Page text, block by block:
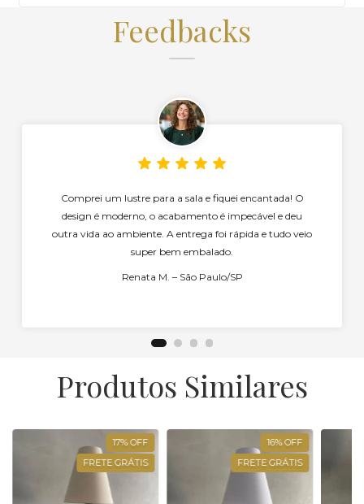
Feedbacks
Comprei um lustre para a sala e fiquei encantada! O
design é moderno, o acabamento é impecável e deu
outra vida ao ambiente. A entrega foi rápida e tudo veio
super bem embalado.
Renata M. – São Paulo/SP
Produtos Similares
17%OFF
FRETE GRÁTIS
16%OFF
FRETE GRÁTIS